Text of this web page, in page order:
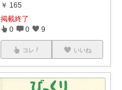
￥ 165
掲載終了
0 0 9
コレ いいね